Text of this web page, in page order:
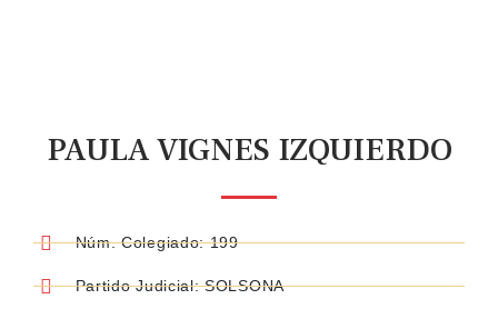
PAULA VIGNES IZQUIERDO
Núm. Colegiado: 199
Partido Judicial: SOLSONA